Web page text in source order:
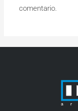
comentario.